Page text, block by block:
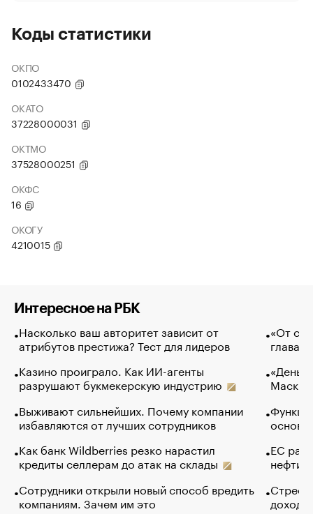
Коды статистики
ОКПО
0102433470
ОКАТО
37228000031
ОКТМО
37528000251
ОКФС
16
ОКОГУ
4210015
Интересное на РБК
Насколько ваш авторитет зависит от
атрибутов престижа? Тест для лидеров
Казино проиграло. Как ИИ-агенты
разрушают букмекерскую индустрию
Выживают сильнейших. Почему компании
избавляются от лучших сотрудников
Как банк Wildberries резко нарастил
кредиты селлерам до атак на склады
Сотрудники открыли новый способ вредить
компаниям. Зачем им это
«От
глава
Маск в
основ
ЕС
нефти